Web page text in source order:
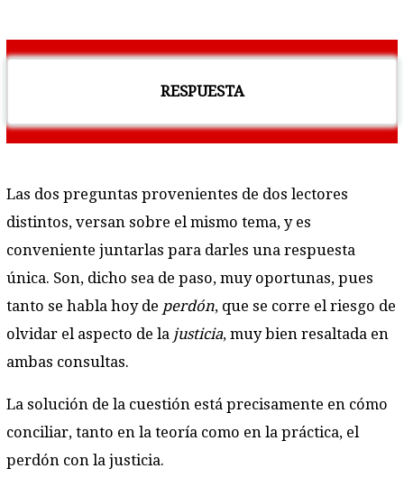
RESPUESTA
Las dos preguntas provenientes de dos lectores
distintos, versan sobre el mismo tema, y es
conveniente juntarlas para darles una respuesta
única. Son, dicho sea de paso, muy oportunas, pues
tanto se habla hoy de perdón, que se corre el riesgo de
olvidar el aspecto de la justicia, muy bien resaltada en
ambas consultas.
La solución de la cuestión está precisamente en cómo
conciliar, tanto en la teoría como en la práctica, el
perdón con la justicia.